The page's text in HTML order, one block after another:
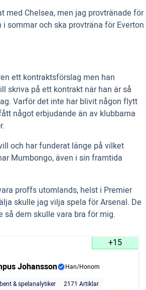
med Chelsea, men jag provtränade för
sommar och ska provträna för Everton
ett kontraktsförslag men han
skriva på ett kontrakt när han är så
Varför det inte har blivit någon flytt
något erbjudande än av klubbarna
och har funderat länge på vilket
Mumbongo, även i sin framtida
proffs utomlands, helst i Premier
skulle jag vilja spela för Arsenal. De
så dem skulle vara bra för mig.
+15
Johansson
Han/Honom
& spelanalytiker
2171 Artiklar